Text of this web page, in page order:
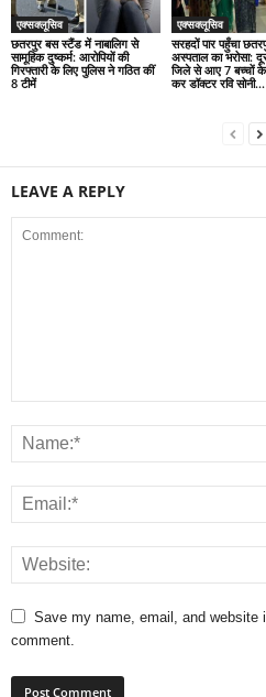
एक्सक्लूसिव
छतरपुर बस स्टैंड में नाबालिग से
सामूहिक दुष्कर्म: आरोपियों की
गिरफ्तारी के लिए पुलिस ने गठित कीं
8 टीमें
एक्सक्लूसिव
सरहदों पार पहुँचा
अस्पताल का भरोसा:
जिले से आए 7 बच्चों
कर डॉक्टर रवि सोनी...
LEAVE A REPLY
Save my name, email, and website
comment.